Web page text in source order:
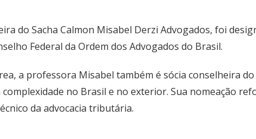
do Sacha Calmon Misabel Derzi Advogados, foi
Federal da Ordem dos Advogados do Brasil.
a professora Misabel também é sócia conselheira
no Brasil e no exterior. Sua nomeação
da advocacia tributária.